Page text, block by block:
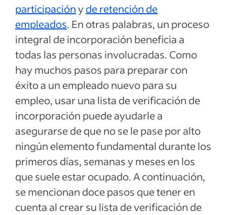
participaciónyde retención de
empleados. En otras palabras, un proceso
integral de incorporación beneficia a
todas las personas involucradas. Como
hay muchos pasos para preparar con
éxito a un empleado nuevo para su
empleo, usar una lista de verificación de
incorporación puede ayudarle a
asegurarse de que no se le pase por alto
ningún elemento fundamental durante los
primeros días, semanas y meses en los
que suele estar ocupado. A continuación,
se mencionan doce pasos que tener en
cuenta al crear su lista de verificación de